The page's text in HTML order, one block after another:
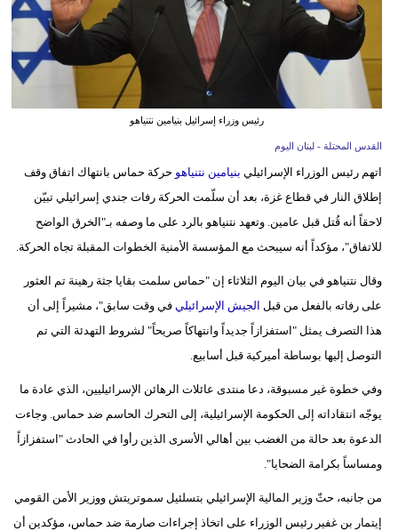
أخبار
إعلام
أزياء
إسلامية
علوم
بيئة
مدوَّنات
أبراج
فيديو
رئيس وزراء إسرائيل بنيامين نتنياهو
القدس المحتلة - لبنان اليوم
اتهم رئيس الوزراء الإسرائيلي بنيامين نتنياهو حركة حماس بانتهاك اتفاق وقف
إطلاق النار في قطاع غزة، بعد أن سلّمت الحركة رفات جندي إسرائيلي تبيّن
لاحقاً أنه قُتل قبل عامين. وتعهد نتنياهو بالرد على ما وصفه بـ"الخرق الواضح
للاتفاق"، مؤكداً أنه سيبحث مع المؤسسة الأمنية الخطوات المقبلة تجاه الحركة.
وقال نتنياهو في بيان اليوم الثلاثاء إن "حماس سلمت بقايا جثة رهينة تم العثور
على رفاته بالفعل من قبل الجيش الإسرائيلي في وقت سابق"، مشيراً إلى أن
هذا التصرف يمثل "استفزازاً جديداً وانتهاكاً صريحاً" لشروط التهدئة التي تم
التوصل إليها بوساطة أميركية قبل أسابيع.
وفي خطوة غير مسبوقة، دعا منتدى عائلات الرهائن الإسرائيليين، الذي عادة ما
يوجّه انتقاداته إلى الحكومة الإسرائيلية، إلى التحرك الحاسم ضد حماس. وجاءت
الدعوة بعد حالة من الغضب بين أهالي الأسرى الذين رأوا في الحادث "استفزازاً
ومساساً بكرامة الضحايا".
من جانبه، حثّ وزير المالية الإسرائيلي بتسلئيل سموتريتش ووزير الأمن القومي
إيتمار بن غفير رئيس الوزراء على اتخاذ إجراءات صارمة ضد حماس، مؤكدين أن